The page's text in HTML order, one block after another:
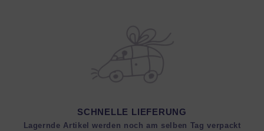
SCHNELLE LIEFERUNG
Lagernde Artikel werden noch am selben Tag verpackt